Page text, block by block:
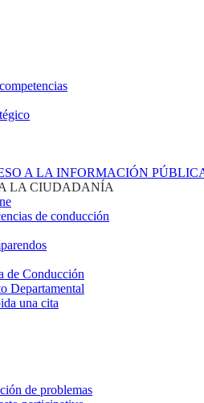
A LA INFORMACIÓN
LA CIUDADANÍA
de conducción
de Conducción
Departamental
una cita
de problemas